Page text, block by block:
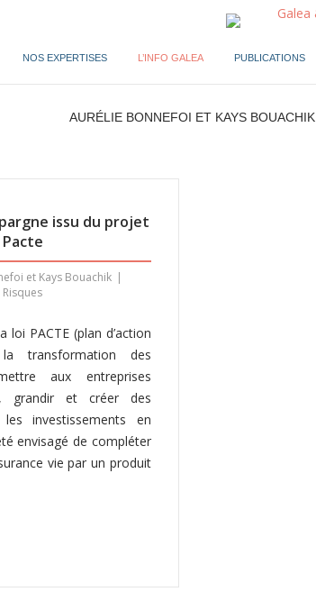
NOS EXPERTISES L’INFO GALEA PUBLICATIONS
AURÉLIE BONNEFOI ET KAYS BOUACHIK
issu du projet
Pacte
et Kays Bouachik
PACTE (plan d’action
transformation des
aux entreprises
grandir et créer des
investissements en
envisagé de compléter
vie par un produit